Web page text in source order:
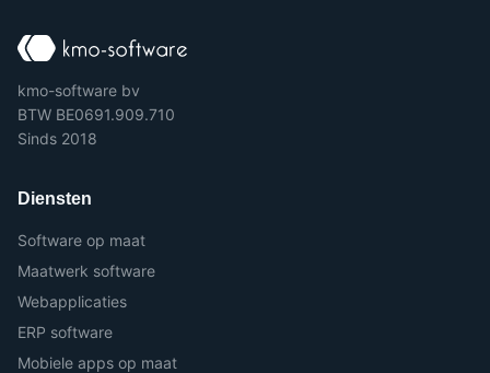
kmo-software bv
BTW BE0691.909.710
Sinds 2018
Diensten
Software op maat
Maatwerk software
Webapplicaties
ERP software
Mobiele apps op maat